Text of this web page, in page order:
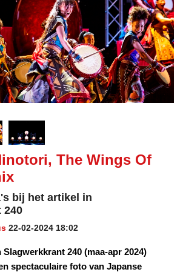
The Wings Of
bij het artikel in
240
22-02-2024 18:02
Slagwerkkrant 240 (maa-apr 2024)
spectaculaire foto van Japanse